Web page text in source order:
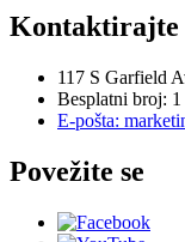
Kontaktirajte
117 S Garfield
Besplatni broj:
E-pošta:
Povežite se